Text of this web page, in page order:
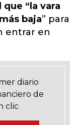
“la vara
baja” para
entrar en
diario
de
clic